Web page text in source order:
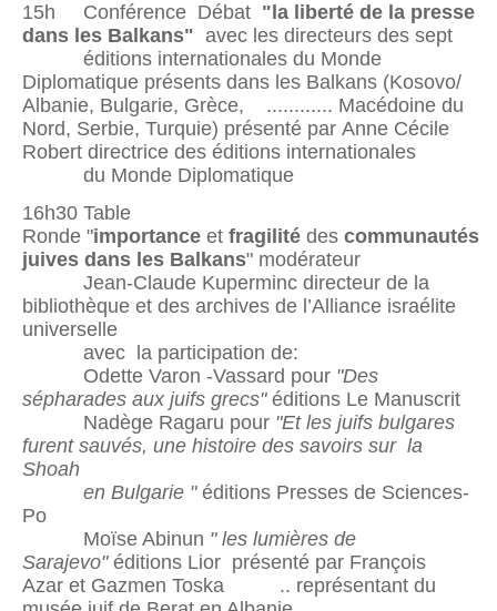
15h Conférence Débat "la liberté de la presse
dans les Balkans" avec les directeurs des sept
éditions internationales du Monde
Diplomatique présents dans les Balkans (Kosovo/
Albanie, Bulgarie, Grèce, ............ Macédoine du
Nord, Serbie, Turquie) présenté par Anne Cécile
Robert directrice des éditions internationales
du Monde Diplomatique
16h30 Table
Ronde "importance et fragilité des communautés
juives dans les Balkans" modérateur
Jean-Claude Kuperminc directeur de la
bibliothèque et des archives de l’Alliance israélite
universelle
avec la participation de:
Odette Varon -Vassard pour "Des
sépharades aux juifs grecs" éditions Le Manuscrit
Nadège Ragaru pour "Et les juifs bulgares
furent sauvés, une histoire des savoirs sur la
Shoah
en Bulgarie "éditions Presses de Sciences-
Po
Moïse Abinun " les lumières de
Sarajevo"éditions Lior présenté par François
Azar et Gazmen Toska .. représentant du